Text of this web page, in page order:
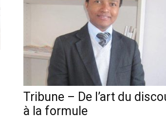
Tribune – De l’art du
à la formule